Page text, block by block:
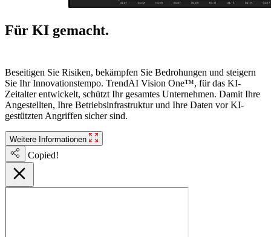
Für KI gemacht.
Beseitigen Sie Risiken, bekämpfen Sie Bedrohungen und steigern
Sie Ihr Innovationstempo. TrendAI Vision One™, für das KI-
Zeitalter entwickelt, schützt Ihr gesamtes Unternehmen. Damit Ihre
Angestellten, Ihre Betriebsinfrastruktur und Ihre Daten vor KI-
gestützten Angriffen sicher sind.
Weitere Informationen
Copied!